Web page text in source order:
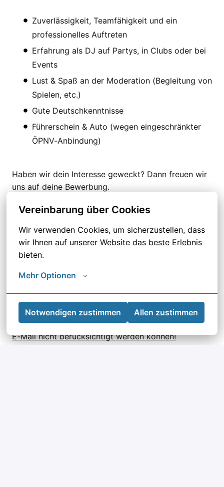
Vereinbarung über Cookies
Wir verwenden Cookies, um sicherzustellen, dass
wir Ihnen auf unserer Website das beste Erlebnis
bieten.
Mehr Optionen
Notwendigen zustimmen Allen zustimmen
Zuverlässigkeit, Teamfähigkeit und ein
professionelles Auftreten
Erfahrung als DJ auf Partys, in Clubs oder bei
Events
Lust & Spaß an der Moderation (Begleitung von
Spielen, etc.)
Gute Deutschkenntnisse
Führerschein & Auto (wegen eingeschränkter
ÖPNV-Anbindung)
Haben wir dein Interesse geweckt? Dann freuen wir
uns auf deine Bewerbung.
Wie du dich bewirbst und was Du noch wissen
solltest:
Überzeuge uns mit Deinem aussagekräftigen
Lebenslauf sowie dazugehörigen Zeugnissen. Ein
bei uns nicht.
Bitte beachte, dass Bewerbungen nur über unser
Bewerberportal möglich sind und Bewerbungen per
E-Mail nicht berücksichtigt werden können!